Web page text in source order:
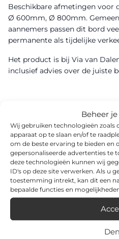
Beheer
Wij gebruiken technologieën
apparaat op te slaan en/of te
om de beste ervaring te bieden en
gepersonaliseerde advertenties te
deze technologieën kunnen wij
ID's op deze site verwerken. Als u
toestemming intrekt, kan dit een
bepaalde functies en
Beschikbare afmetingen voor
Ø 600mm, Ø 800mm.
aannemers passen dit bord
permanente als tijdelijke
Het product is bij Via van
inclusief advies over de juiste